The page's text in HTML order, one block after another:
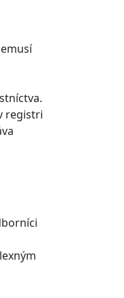
registri